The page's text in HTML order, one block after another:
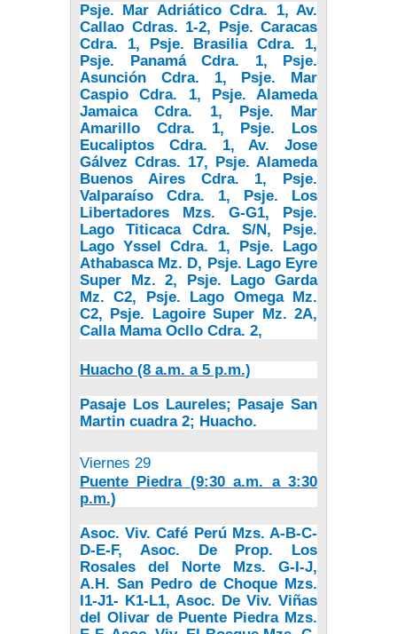
Psje. Mar Adriático Cdra. 1, Av.
Callao Cdras. 1-2, Psje. Caracas
Cdra. 1, Psje. Brasilia Cdra. 1,
Psje. Panamá Cdra. 1, Psje.
Asunción Cdra. 1, Psje. Mar
Caspio Cdra. 1, Psje. Alameda
Jamaica Cdra. 1, Psje. Mar
Amarillo Cdra. 1, Psje. Los
Eucaliptos Cdra. 1, Av. Jose
Gálvez Cdras. 17, Psje. Alameda
Buenos Aires Cdra. 1, Psje.
Valparaíso Cdra. 1, Psje. Los
Libertadores Mzs. G-G1, Psje.
Lago Titicaca Cdra. S/N, Psje.
Lago Yssel Cdra. 1, Psje. Lago
Athabasca Mz. D, Psje. Lago Eyre
Super Mz. 2, Psje. Lago Garda
Mz. C2, Psje. Lago Omega Mz.
C2, Psje. Lagoire Super Mz. 2A,
Calla Mama Ocllo Cdra. 2,
Huacho (8 a.m. a 5 p.m.)
Pasaje Los Laureles; Pasaje San
Martin cuadra 2; Huacho.
Viernes 29
Puente Piedra (9:30 a.m. a 3:30
p.m.)
Asoc. Viv. Café Perú Mzs. A-B-C-
D-E-F, Asoc. De Prop. Los
Rosales del Norte Mzs. G-I-J,
A.H. San Pedro de Choque Mzs.
I1-J1- K1-L1, Asoc. De Viv. Viñas
del Olivar de Puente Piedra Mzs.